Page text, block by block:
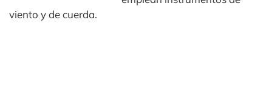
viento y de cuerda.